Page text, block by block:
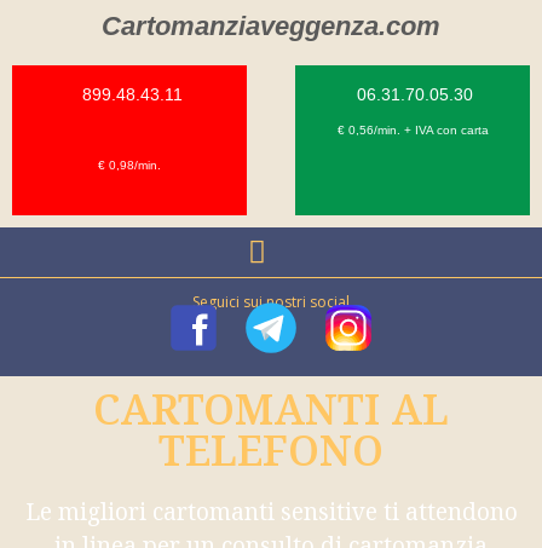
Cartomanziaveggenza.com
899.48.43.11
€ 0,98/min.
06.31.70.05.30
€ 0,56/min. + IVA con carta
Seguici sui nostri social
CARTOMANTI AL
TELEFONO
Le migliori cartomanti sensitive ti attendono